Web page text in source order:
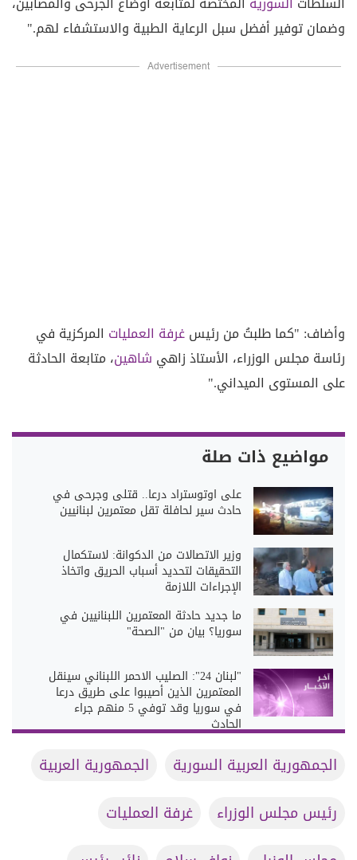
وضمان توفير أفضل سبل الرعاية الطبية والاستشفاء لهم."
Advertisement
وأضاف: "كما طلبتُ من رئيسغرفة العمليات المركزية في
رئاسة مجلس الوزراء، الأستاذ زاهي شاهين، متابعة الحادثة
على المستوى الميداني."
مواضيع ذات صلة
على اوتوستراد درعا.. قتلى وجرحى في
حادث سير لحافلة تقل معتمرين لبنانيين
وزير الاتصالات من الدكوانة: لاستكمال
التحقيقات لتحديد أسباب الحريق واتخاذ
الإجراءات اللازمة
ما جديد حادثة المعتمرين اللبنانيين في
سوريا؟ بيان من "الصحة"
"لبنان 24": الصليب الاحمر اللبناني سينقل
المعتمرين الذين أصيبوا على طريق درعا
في سوريا وقد توفي 5 منهم جراء
الحادث
الجمهورية العربية السورية
الجمهورية العربية
رئيس مجلس الوزراء
غرفة العمليات